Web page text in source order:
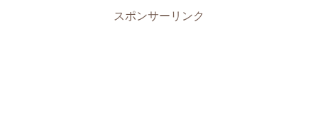
スポンサーリンク